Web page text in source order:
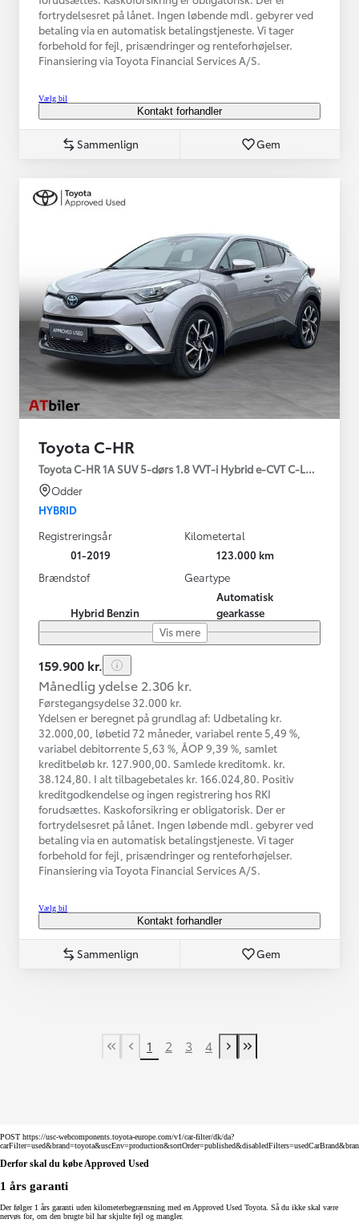
fortrydelsesret på lånet. Ingen løbende mdl. gebyrer ved
betaling via en automatisk betalingstjeneste. Vi tager
forbehold for fejl, prisændringer og renteforhøjelser.
Finansiering via Toyota Financial Services A/S.
Vælg bil
Kontakt forhandler
Sammenlign Gem
Toyota C-HR
Toyota C-HR 1A SUV 5-dørs 1.8 VVT-i Hybrid e-CVT C-LUB -
Odder
HYBRID
Registreringsår
01-2019
Kilometertal
123.000 km
Brændstof
Hybrid Benzin
Geartype
Automatisk
gearkasse
Vis mere
159.900 kr.
Månedlig ydelse 2.306 kr.
Førstegangsydelse 32.000 kr.
Ydelsen er beregnet på grundlag af: Udbetaling kr.
32.000,00, løbetid 72 måneder, variabel rente 5,49 %,
variabel debitorrente 5,63 %, ÅOP 9,39 %, samlet
kreditbeløb kr. 127.900,00. Samlede kreditomk. kr.
38.124,80. I alt tilbagebetales kr. 166.024,80. Positiv
kreditgodkendelse og ingen registrering hos RKI
forudsættes. Kaskoforsikring er obligatorisk. Der er
fortrydelsesret på lånet. Ingen løbende mdl. gebyrer ved
betaling via en automatisk betalingstjeneste. Vi tager
forbehold for fejl, prisændringer og renteforhøjelser.
Finansiering via Toyota Financial Services A/S.
Vælg bil
Kontakt forhandler
Sammenlign Gem
First Page
Tidligere side
1 2 3 4
Næste side
Last Page
POST https://usc-webcomponents.toyota-europe.com/v1/car-filter/dk/da?
Derfor skal du købe Approved Used
1 års garanti
Der følger 1 års garanti uden kilometerbegrænsning med en Approved Used Toyota. Så du ikke skal være
nervøs for, om den brugte bil har skjulte fejl og mangler.